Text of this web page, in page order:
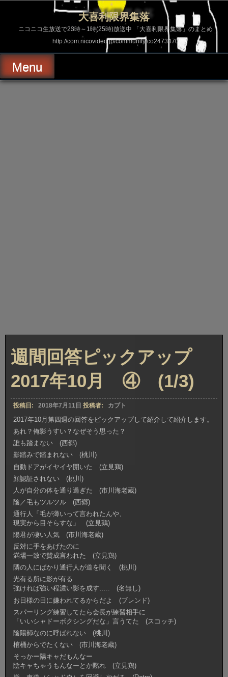
ス
ッ
プ
大喜利限界集落
ニコニコ生放送で23時～1時(25時)放送中 「大喜利限界集落」のまとめ
http://com.nicovideo.jp/community/co2473470
Menu
週間回答ピックアップ
2017年10月 ④ (1/3)
投稿日: 2018年7月11日 投稿者: カブト
2017年10月第四週の回答をピックアップして紹介して紹介します。
あれ？俺影うすい？なぜそう思った？
誰も踏まない (西郷)
影踏みで踏まれない (桃川)
自動ドアがイヤイヤ開いた (立見鶏)
顔認証されない (桃川)
人が自分の体を通り過ぎた (市川海老蔵)
陰／毛もツルツル (西郷)
通行人「毛が薄いって言われたんや、
現実から目そらすな」 (立見鶏)
陽君が凄い人気 (市川海老蔵)
反対に手をあげたのに
満場一致で賛成言われた (立見鶏)
隣の人にばかり通行人が道を聞く (桃川)
光有る所に影が有る
強ければ強い程濃い影を成す….. (名無し)
お日様の日に嫌われてるからだよ (ブレンド)
スパーリング練習してたら会長が練習相手に
「いいシャドーボクシングだな」言うてた (スコッチ)
陰陽師なのに呼ばれない (桃川)
棺桶からでたくない (市川海老蔵)
そっかー陽キャだもんなー
陰キャちゃうもんなーとか黙れ (立見鶏)